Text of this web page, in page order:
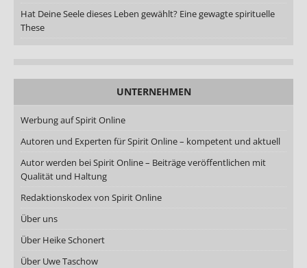
Hat Deine Seele dieses Leben gewählt? Eine gewagte spirituelle
These
UNTERNEHMEN
Werbung auf Spirit Online
Autoren und Experten für Spirit Online – kompetent und aktuell
Autor werden bei Spirit Online – Beiträge veröffentlichen mit
Qualität und Haltung
Redaktionskodex von Spirit Online
Über uns
Über Heike Schonert
Über Uwe Taschow